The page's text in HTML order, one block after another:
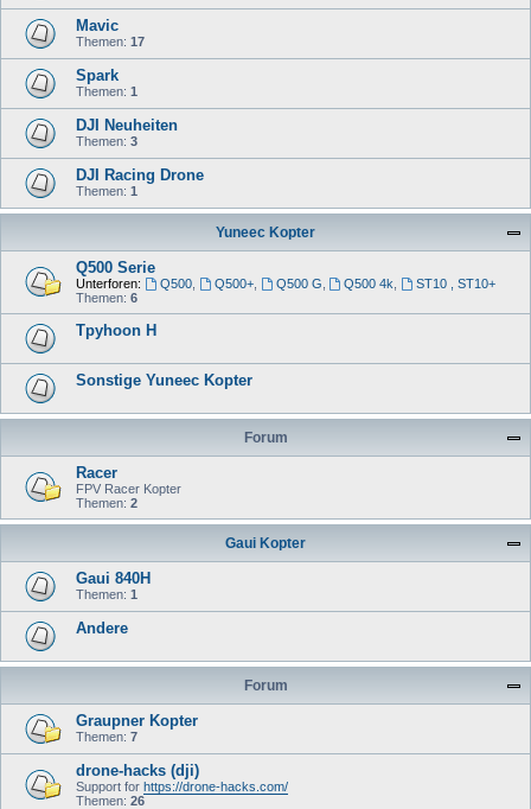
Mavic
Themen: 17
Spark
Themen: 1
DJI Neuheiten
Themen: 3
DJI Racing Drone
Themen: 1
Yuneec Kopter
Q500 Serie
Unterforen: Q500, Q500+, Q500 G Q500 4k
ST10 , ST10+
Themen: 6
Tpyhoon H
Sonstige Yuneec Kopter
Forum
Racer
FPV Racer Kopter
Themen: 2
Gaui Kopter
Gaui 840H
Themen: 1
Andere
Forum
Graupner Kopter
Themen: 7
drone-hacks (dji)
Support for https://drone-hacks.com/
Themen: 26